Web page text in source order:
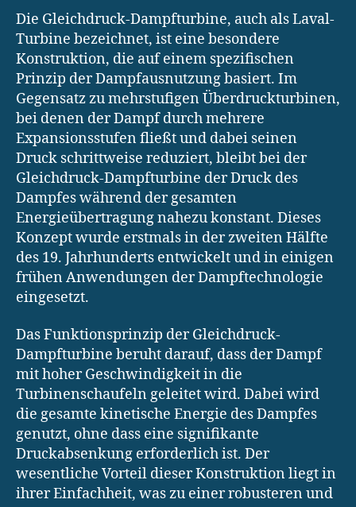
Die Gleichdruck-Dampfturbine, auch als Laval-
Turbine bezeichnet, ist eine besondere
Konstruktion, die auf einem spezifischen
Prinzip der Dampfausnutzung basiert. Im
Gegensatz zu mehrstufigen Überdruckturbinen,
bei denen der Dampf durch mehrere
Expansionsstufen fließt und dabei seinen
Druck schrittweise reduziert, bleibt bei der
Gleichdruck-Dampfturbine der Druck des
Dampfes während der gesamten
Energieübertragung nahezu konstant. Dieses
Konzept wurde erstmals in der zweiten Hälfte
des 19. Jahrhunderts entwickelt und in einigen
frühen Anwendungen der Dampftechnologie
eingesetzt.
Das Funktionsprinzip der Gleichdruck-
Dampfturbine beruht darauf, dass der Dampf
mit hoher Geschwindigkeit in die
Turbinenschaufeln geleitet wird. Dabei wird
die gesamte kinetische Energie des Dampfes
genutzt, ohne dass eine signifikante
Druckabsenkung erforderlich ist. Der
wesentliche Vorteil dieser Konstruktion liegt in
ihrer Einfachheit, was zu einer robusteren und